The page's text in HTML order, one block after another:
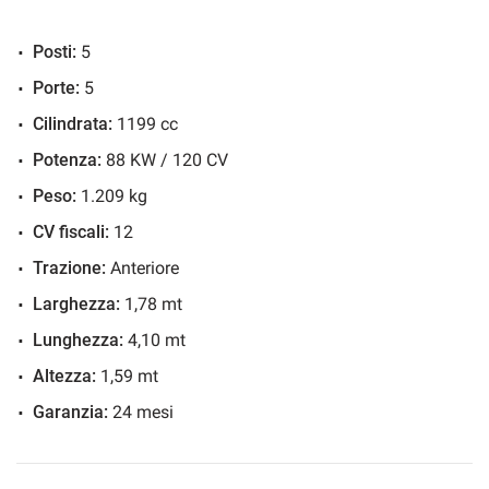
Formula soddisfatto o Rimborsato:
Dal ricevimento del veicolo avrai 21 giorni o 500 Km di
non dovesse soddisfarti lo potrai restituire ricevendo l
importo pagato.
Controllo automatico clima
Controllo elettronico della corsia
Controllo trazione
Cruise Control
ESP
Fari full-LED
Fendinebbia
Filtro antiparticolato
Freno di stazionamento elettrico
Immobilizzatore elettronico
Monitoraggio pressione pneumatici
Posti: 5
Porte: 5
Cilindrata: 1199 cc
Potenza: 88 KW / 120 CV
Peso: 1.209 kg
CV fiscali: 12
Trazione: Anteriore
Larghezza: 1,78 mt
Lunghezza: 4,10 mt
Altezza: 1,59 mt
Garanzia: 24 mesi